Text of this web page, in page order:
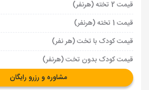
قیمت 2 تخته (هرنفر)
قیمت 1 تخته (هرنفر)
قیمت کودک با تخت (هر نفر)
قیمت کودک بدون تخت (هرنفر)
مشاوره و رزرو رایگان